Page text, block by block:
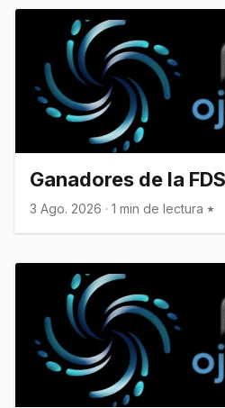
Ganadores de la
3 Ago. 2026 · 1 min de lectura